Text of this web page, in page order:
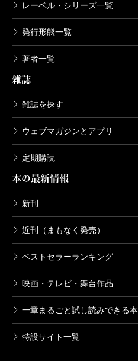
レーベル・シリーズ一覧
発行形態一覧
著者一覧
雑誌
雑誌を探す
ウェブマガジンとアプリ
定期購読
本の最新情報
新刊
近刊（まもなく発売）
ベストセラーランキング
映画・テレビ・舞台作品
一章まるごと試し読みできる本
特設サイト一覧